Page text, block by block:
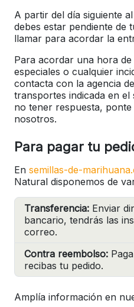
A partir del día siguiente
debes estar pendiente de
llamar para acordar la
Para acordar una hora
especiales o cualquier
contacta con la agencia
transportes indicada en el
no tener respuesta,
nosotros.
Para pagar tu
En semillas-de-
Natural disponemos de
Transferencia: Enviar
bancario, tendrás las
correo.
Contra reembolso:
recibas tu pedido.
Amplía información en